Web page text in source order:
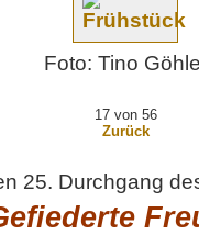
Foto: Tino
17 von 56
Zurück
25. Durchgang